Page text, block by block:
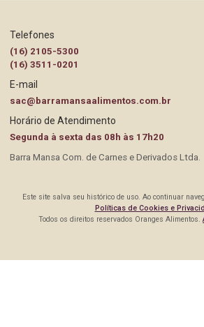
Responsabilidade Social
Políticas de Cookies e
Telefones
(16) 2105-5300
(16) 3511-0201
E-mail
sac@barramansaalimentos.com.br
Horário de Atendimento
Segunda à sexta das 08h às 17h20
Barra Mansa Com. de Carnes e Derivados Ltda.
Este site salva seu histórico de uso. Ao continuar
Políticas de Cookies e
Todos os direitos reservados Oranges Alimentos.